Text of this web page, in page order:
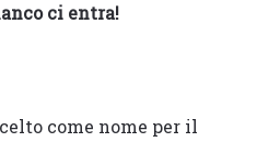
ci entra!
come nome per il